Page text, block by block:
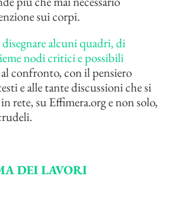
sui corpi.
alcuni quadri, di
nodi critici e possibili
al confronto, con il pensiero
e alle tante discussioni che si
rete, su Effimera.org e non solo,
DEI LAVORI